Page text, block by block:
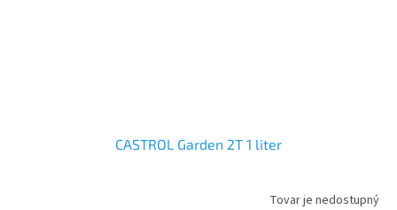
CASTROL Garden 2T 1 liter
Tovar je nedostupný